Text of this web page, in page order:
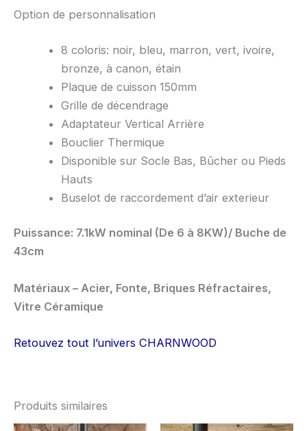
Option de personnalisation
8 coloris: noir, bleu, marron, vert, ivoire,
bronze, à canon, étain
Plaque de cuisson 150mm
Grille de décendrage
Adaptateur Vertical Arrière
Bouclier Thermique
Disponible sur Socle Bas, Bûcher ou Pieds
Hauts
Buselot de raccordement d’air exterieur
Puissance: 7.1kW nominal (De 6 à 8KW)/ Buche de
43cm
Matériaux – Acier, Fonte, Briques Réfractaires,
Vitre Céramique
Retouvez tout l’univers CHARNWOOD
Produits similaires